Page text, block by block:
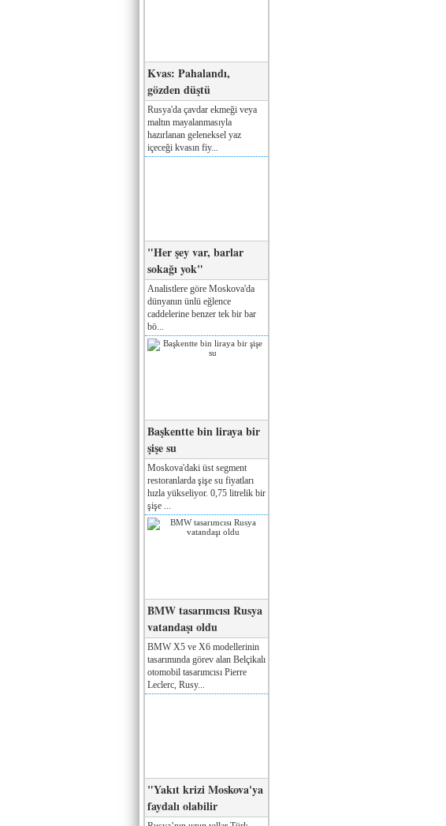
Kvas: Pahalandı,
gözden düştü
Rusya'da çavdar ekmeği veya
maltın mayalanmasıyla
hazırlanan geleneksel yaz
içeceği kvasın fiy...
"Her şey var, barlar
sokağı yok"
Analistlere göre Moskova'da
dünyanın ünlü eğlence
caddelerine benzer tek bir bar
bö...
Başkentte bin liraya bir
şişe su
Moskova'daki üst segment
restoranlarda şişe su fiyatları
hızla yükseliyor. 0,75 litrelik bir
şişe ...
BMW tasarımcısı Rusya
vatandaşı oldu
BMW X5 ve X6 modellerinin
tasarımında görev alan Belçikalı
otomobil tasarımcısı Pierre
Leclerc, Rusy...
"Yakıt krizi Moskova'ya
faydalı olabilir